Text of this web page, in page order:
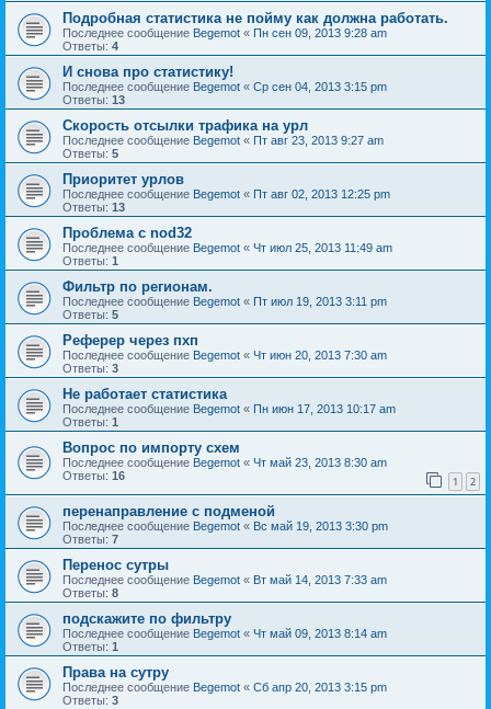
Подробная статистика не пойму как должна работать.
Последнее сообщение Begemot « Пн сен 09, 2013 9:28 am
Ответы: 4
И снова про статистику!
Последнее сообщение Begemot « Ср сен 04, 2013 3:15 pm
Ответы: 13
Cкорость отсылки трафика на урл
Последнее сообщение Begemot « Пт авг 23, 2013 9:27 am
Ответы: 5
Приоритет урлов
Последнее сообщение Begemot « Пт авг 02, 2013 12:25 pm
Ответы: 13
Проблема с nod32
Последнее сообщение Begemot « Чт июл 25, 2013 11:49 am
Ответы: 1
Фильтр по регионам.
Последнее сообщение Begemot « Пт июл 19, 2013 3:11 pm
Ответы: 5
Реферер через пхп
Последнее сообщение Begemot « Чт июн 20, 2013 7:30 am
Ответы: 3
Не работает статистика
Последнее сообщение Begemot « Пн июн 17, 2013 10:17 am
Ответы: 1
Вопрос по импорту схем
Последнее сообщение Begemot « Чт май 23, 2013 8:30 am
Ответы: 16 1 2
перенаправление с подменой
Последнее сообщение Begemot « Вс май 19, 2013 3:30 pm
Ответы: 7
Перенос сутры
Последнее сообщение Begemot « Вт май 14, 2013 7:33 am
Ответы: 8
подскажите по фильтру
Последнее сообщение Begemot « Чт май 09, 2013 8:14 am
Ответы: 1
Права на сутру
Последнее сообщение Begemot « Сб апр 20, 2013 3:15 pm
Ответы: 3